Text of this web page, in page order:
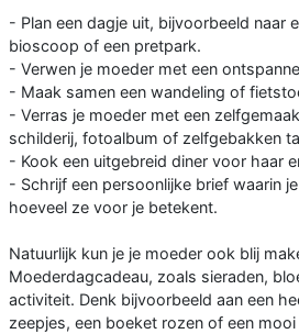
- Plan een dagje uit, bijvoorbeeld naar
bioscoop of een pretpark.
- Verwen je moeder met een
- Maak samen een wandeling of
- Verras je moeder met een
schilderij, fotoalbum of zelfgebakken
- Kook een uitgebreid diner voor haar
- Schrijf een persoonlijke brief waarin
hoeveel ze voor je betekent.
Natuurlijk kun je je moeder ook blij
Moederdagcadeau, zoals sieraden,
activiteit. Denk bijvoorbeeld aan een
zeepjes, een boeket rozen of een